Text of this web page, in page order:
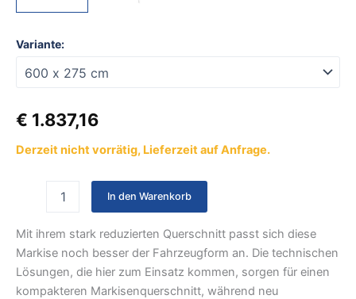
Variante:
€ 1.837,16
Derzeit nicht vorrätig, Lieferzeit auf Anfrage.
In den Warenkorb
Mit ihrem stark reduzierten Querschnitt passt sich diese
Markise noch besser der Fahrzeugform an. Die technischen
Lösungen, die hier zum Einsatz kommen, sorgen für einen
kompakteren Markisenquerschnitt, während neu